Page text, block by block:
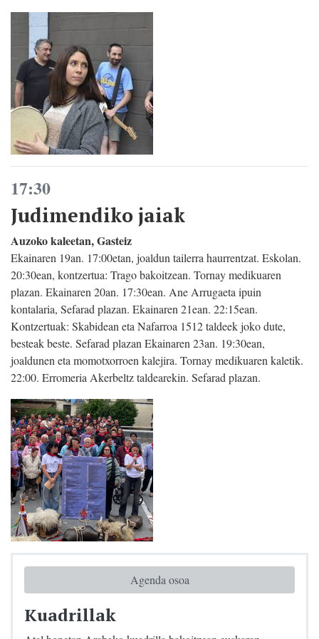
17:30
Judimendiko jaiak
Auzoko kaleetan, Gasteiz
Ekainaren 19an. 17:00etan, joaldun tailerra haurrentzat. Eskolan.
20:30ean, kontzertua: Trago bakoitzean. Tornay medikuaren
plazan. Ekainaren 20an. 17:30ean. Ane Arrugaeta ipuin
kontalaria, Sefarad plazan. Ekainaren 21ean. 22:15ean.
Kontzertuak: Skabidean eta Nafarroa 1512 taldeek joko dute,
besteak beste. Sefarad plazan Ekainaren 23an. 19:30ean,
joaldunen eta momotxorroen kalejira. Tornay medikuaren kaletik.
22:00. Erromeria Akerbeltz taldearekin. Sefarad plazan.
Agenda osoa
Kuadrillak